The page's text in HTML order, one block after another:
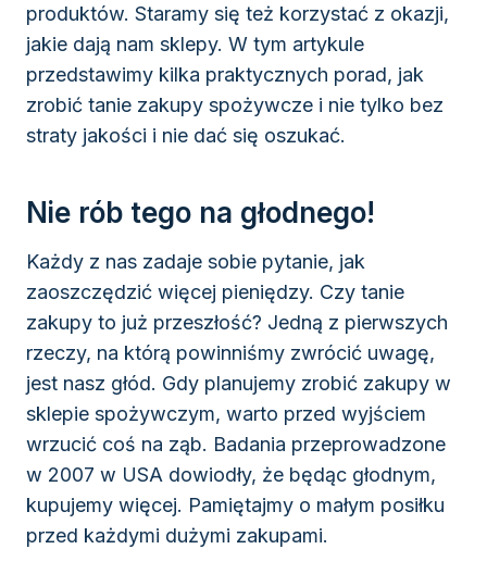
produktów. Staramy się też korzystać z okazji,
jakie dają nam sklepy. W tym artykule
przedstawimy kilka praktycznych porad, jak
zrobić tanie zakupy spożywcze i nie tylko bez
straty jakości i nie dać się oszukać.
Nie rób tego na głodnego!
Każdy z nas zadaje sobie pytanie, jak
zaoszczędzić więcej pieniędzy. Czy tanie
zakupy to już przeszłość? Jedną z pierwszych
rzeczy, na którą powinniśmy zwrócić uwagę,
jest nasz głód. Gdy planujemy zrobić zakupy w
sklepie spożywczym, warto przed wyjściem
wrzucić coś na ząb. Badania przeprowadzone
w 2007 w USA dowiodły, że będąc głodnym,
kupujemy więcej. Pamiętajmy o małym posiłku
przed każdymi dużymi zakupami.